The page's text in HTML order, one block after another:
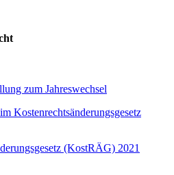
zum Jahreswechsel
Kostenrechtsänderungsgesetz
(KostRÄG) 2021